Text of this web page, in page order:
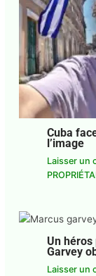
Cuba
l’image
Laisser un
Un
Garvey
Laisser un